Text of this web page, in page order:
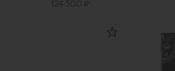
124 500 ₽